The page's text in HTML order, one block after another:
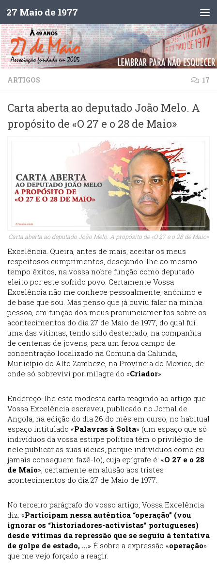
Skip to content
27 Maio de 1977
ARTIGOS 17
Carta aberta ao deputado João Melo. A
propósito de «O 27 e o 28 de Maio»
Carta aberta ao deputado João Melo. A propósito de «O 27 e o 28 de Maio»
Excelência. Queira, antes de mais, aceitar os meus
respeitosos cumprimentos, desejando-lhe ao mesmo
tempo êxitos, na vossa nobre função como deputado
eleito por este sofrido povo. Certamente Vossa
Excelência não me conhece pessoalmente, anónimo e
de base que sou. Mas penso que já ouviu falar na minha
pessoa, em função dos meus pronunciamentos sobre os
acontecimentos do dia 27 de Maio de 1977, do qual fui
uma das vítimas, tendo sido desterrado, na companhia
de centenas de jovens, para um feroz campo de
concentração localizado na Comuna da Calunda,
Município do Alto Zambeze, na Província do Moxico, de
onde só sobrevivi por milagre do «Criador».
Endereço-lhe esta modesta carta reagindo ao artigo que
Vossa Excelência escreveu, publicado no Jornal de
Angola, na edição do dia 26 do mês em curso, no habitual
espaço intitulado «Palavras à Solta» (um espaço que só
indivíduos da vossa estirpe política têm o privilégio de
nele publicar as suas ideias, porque indivíduos como eu
jamais conseguem fazê-lo), cuja epígrafe é: «O 27 e o 28
de Maio», certamente em alusão aos tristes
acontecimentos do dia 27 de Maio de 1977.
No terceiro parágrafo do vosso artigo, Vossa Excelência
diz: «Participam nessa autêntica “operação” (vou
ignorar os “historiadores-activistas” portugueses)
desde vítimas da repressão que se seguiu à tentativa
de golpe de estado, …» É sobre a expressão «operação»
que me vejo forçado a reagir.